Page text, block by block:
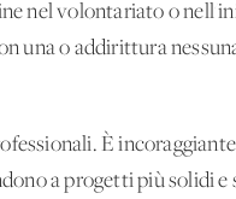
nel volontariato o
una o addirittura
È
a progetti più solidi e